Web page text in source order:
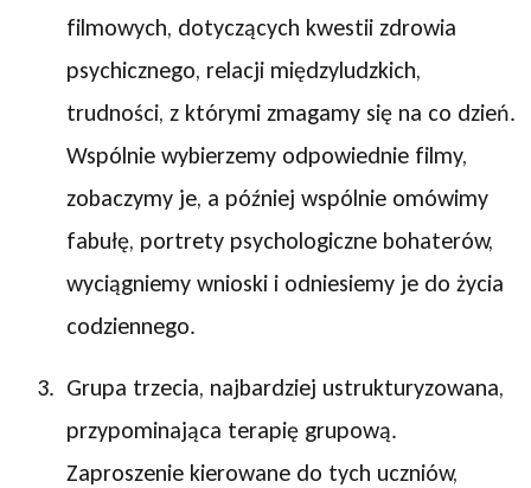
filmowych, dotyczących kwestii zdrowia
psychicznego, relacji międzyludzkich,
trudności, z którymi zmagamy się na co dzień.
Wspólnie wybierzemy odpowiednie filmy,
zobaczymy je, a później wspólnie omówimy
fabułę, portrety psychologiczne bohaterów,
wyciągniemy wnioski i odniesiemy je do życia
codziennego.
Grupa trzecia, najbardziej ustrukturyzowana,
przypominająca terapię grupową.
Zaproszenie kierowane do tych uczniów,